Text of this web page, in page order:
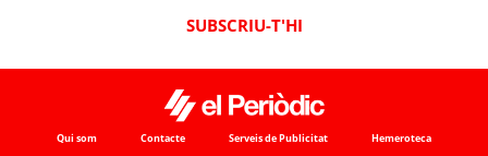
SUBSCRIU-T'HI
Qui som Contacte Serveis de Publicitat Hemeroteca